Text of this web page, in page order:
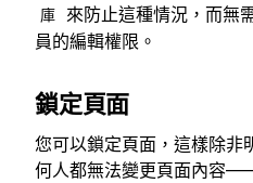
庫
來防止這種情況，而無
員的編輯權限。
鎖定頁面
您可以鎖定頁面，這樣除非
何人都無法變更頁面內容